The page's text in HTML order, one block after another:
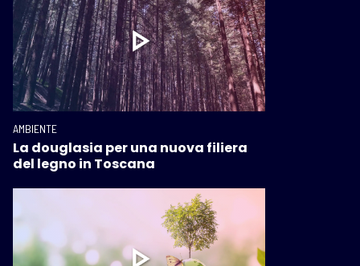
AMBIENTE
La douglasia per una nuova filiera
del legno in Toscana